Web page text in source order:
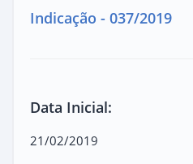
Indicação - 037/2019
Data Inicial:
21/02/2019